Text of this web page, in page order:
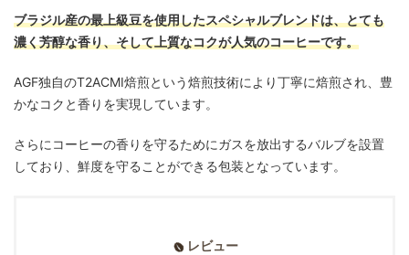
ブラジル産の最上級豆を使用したスペシャルブレンドは、とても
濃く芳醇な香り、そして上質なコクが人気のコーヒーです。
AGF独自のT2ACMI焙煎という焙煎技術により丁寧に焙煎され、豊
かなコクと香りを実現しています。
さらにコーヒーの香りを守るためにガスを放出するバルブを設置
しており、鮮度を守ることができる包装となっています。
レビュー